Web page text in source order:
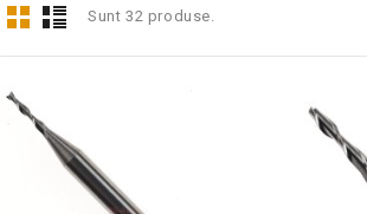
Sunt 32 produse.